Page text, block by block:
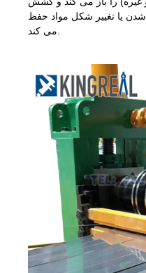
یا تغییر شکل مواد حفظ